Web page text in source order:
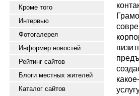
Кроме того
Интервью
Фотогалерея
Информер новостей
Рейтинг сайтов
Блоги местных жителей
Каталог сайтов